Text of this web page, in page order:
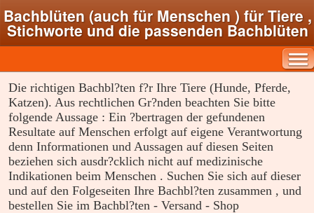
Bachblüten (auch für Menschen ) für Tiere ,
Stichworte und die passenden Bachblüten
Die richtigen Bachbl?ten f?r Ihre Tiere (Hunde, Pferde,
Katzen). Aus rechtlichen Gr?nden beachten Sie bitte
folgende Aussage : Ein ?bertragen der gefundenen
Resultate auf Menschen erfolgt auf eigene Verantwortung
denn Informationen und Aussagen auf diesen Seiten
beziehen sich ausdr?cklich nicht auf medizinische
Indikationen beim Menschen . Suchen Sie sich auf dieser
und auf den Folgeseiten Ihre Bachbl?ten zusammen , und
bestellen Sie im Bachbl?ten - Versand - Shop